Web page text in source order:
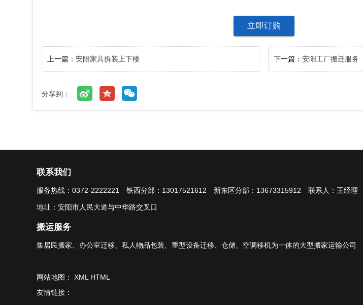
立即订购
上一篇： 安阳家具拆装上下楼 下一篇： 安阳工厂搬迁服务
分享到：
联系我们
服务热线： 0372-2222221 铁西分部： 13017521612 新东区分部： 13673315912 联系人：王经理
地址：安阳市人民大道与中华路交叉口
搬运服务
集居民搬家、办公室迁移、私人物品包装、重型设备迁移、仓储、空调移机为一体的大型搬家运输公司
网站地图： XML HTML
友情链接：